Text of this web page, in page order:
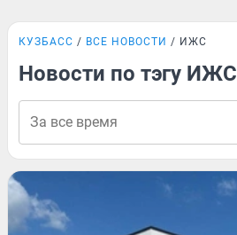
КУЗБАСС ВСЕ НОВОСТИ ИЖС
Новости по тэгу ИЖС